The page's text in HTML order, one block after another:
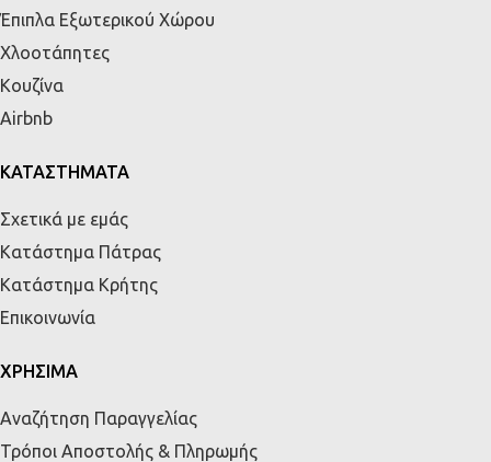
Έπιπλα Εξωτερικού Χώρου
Χλοοτάπητες
Κουζίνα
Airbnb
ΚΑΤΑΣΤΗΜΑΤΑ
Σχετικά με εμάς
Κατάστημα Πάτρας
Κατάστημα Κρήτης
Επικοινωνία
ΧΡΗΣΙΜΑ
Αναζήτηση Παραγγελίας
Τρόποι Αποστολής & Πληρωμής